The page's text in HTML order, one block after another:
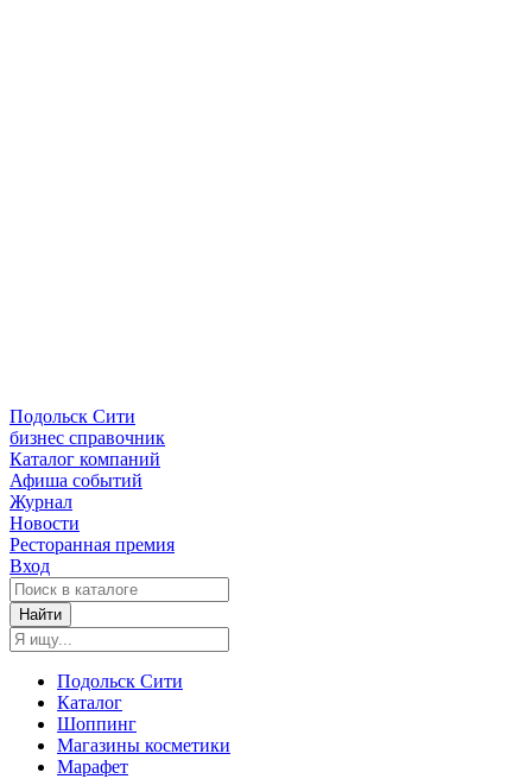
Подольск Сити
бизнес справочник
Каталог компаний
Афиша событий
Журнал
Новости
Ресторанная премия
Вход
Найти
Подольск Сити
Каталог
Шоппинг
Магазины косметики
Марафет